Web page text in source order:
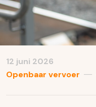
12 juni 2026
Openbaar vervoer —